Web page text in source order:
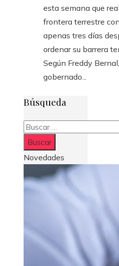
esta semana que
frontera terrestre
apenas tres días
ordenar su barrera
Según Freddy Bernal,
gobernado...
Búsqueda
Buscar:
Novedades